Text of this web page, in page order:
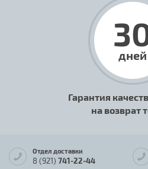
дней
Гарантия
на возврат
Отдел доставки
8 (921) 741-22-44